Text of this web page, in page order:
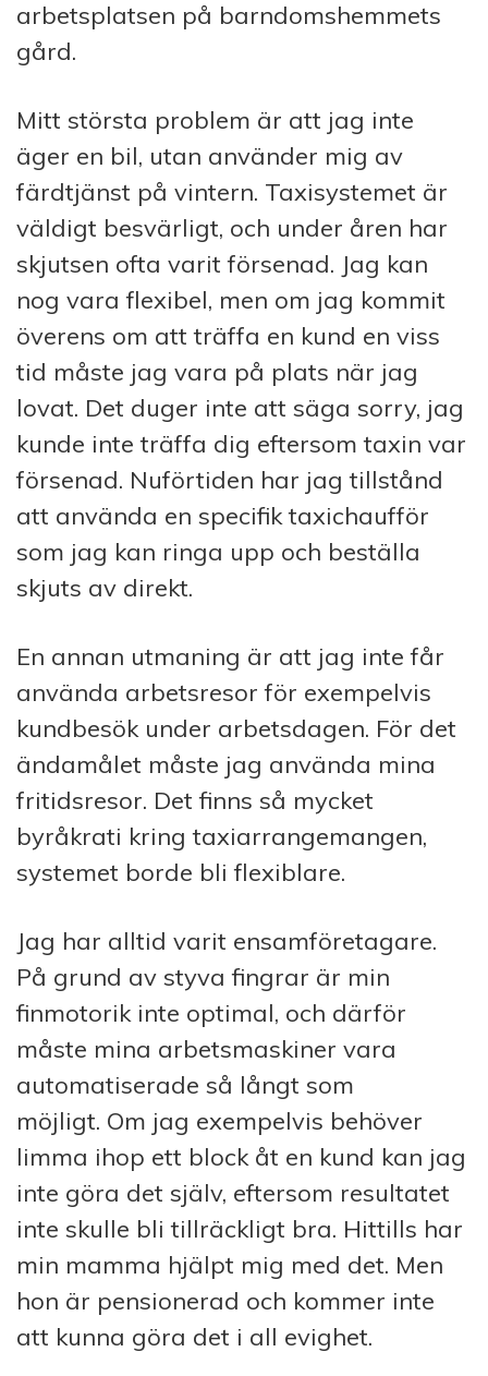
arbetsplatsen på barndomshemmets
gård.
Mitt största problem är att jag inte
äger en bil, utan använder mig av
färdtjänst på vintern. Taxisystemet är
väldigt besvärligt, och under åren har
skjutsen ofta varit försenad. Jag kan
nog vara flexibel, men om jag kommit
överens om att träffa en kund en viss
tid måste jag vara på plats när jag
lovat. Det duger inte att säga sorry, jag
kunde inte träffa dig eftersom taxin var
försenad. Nuförtiden har jag tillstånd
att använda en specifik taxichaufför
som jag kan ringa upp och beställa
skjuts av direkt.
En annan utmaning är att jag inte får
använda arbetsresor för exempelvis
kundbesök under arbetsdagen. För det
ändamålet måste jag använda mina
fritidsresor. Det finns så mycket
byråkrati kring taxiarrangemangen,
systemet borde bli flexiblare.
Jag har alltid varit ensamföretagare.
På grund av styva fingrar är min
finmotorik inte optimal, och därför
måste mina arbetsmaskiner vara
automatiserade så långt som
möjligt. Om jag exempelvis behöver
limma ihop ett block åt en kund kan jag
inte göra det själv, eftersom resultatet
inte skulle bli tillräckligt bra. Hittills har
min mamma hjälpt mig med det. Men
hon är pensionerad och kommer inte
att kunna göra det i all evighet.